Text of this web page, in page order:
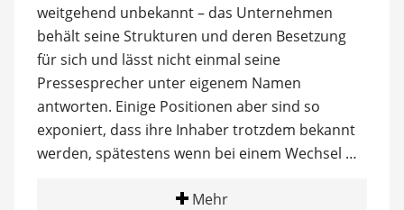
weitgehend unbekannt – das Unternehmen
behält seine Strukturen und deren Besetzung
für sich und lässt nicht einmal seine
Pressesprecher unter eigenem Namen
antworten. Einige Positionen aber sind so
exponiert, dass ihre Inhaber trotzdem bekannt
werden, spätestens wenn bei einem Wechsel …
Mehr